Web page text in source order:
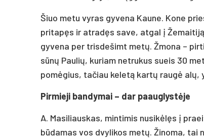
Šiuo metu vyras gyvena Kaune. Kone
pritapęs ir atradęs save, atgal į
gyvena per trisdešimt metų. Žmona –
sūnų Paulių, kuriam netrukus sueis 30
pomėgius, tačiau keletą kartų raugė
Pirmieji bandymai – dar paauglystėje
A. Masiliauskas, mintimis nusikėlęs į
būdamas vos dvylikos metų. Žinoma, tai